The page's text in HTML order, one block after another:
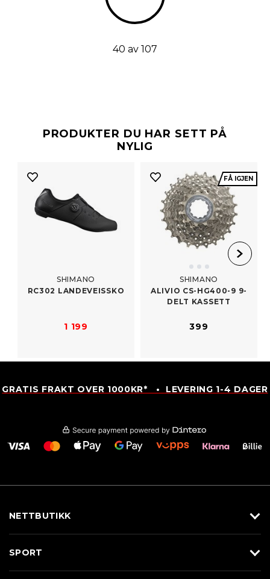
40 av 107
PRODUKTER DU HAR SETT PÅ
NYLIG
SHIMANO
RC302 LANDEVEISSKO
1 199
FÅ IGJEN
SHIMANO
ALIVIO CS-​HG400-9 9-
DELT KASSETT
399
GRATIS FRAKT OVER 1000KR* • LEVERING 1-4 DAGER
NETTBUTIKK
SPORT